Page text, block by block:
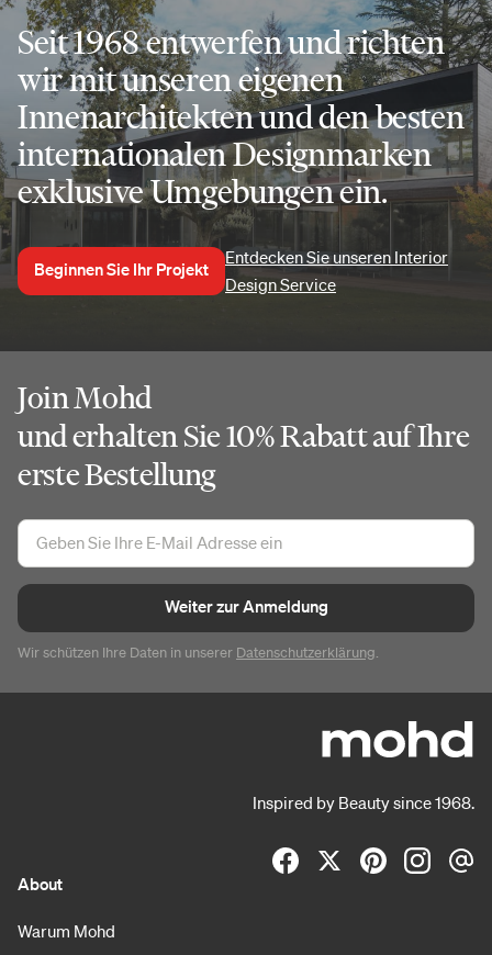
Seit 1968 entwerfen und richten
wir mit unseren eigenen
Innenarchitekten und den besten
internationalen Designmarken
exklusive Umgebungen ein.
Beginnen Sie Ihr Projekt
Entdecken Sie unseren Interior
Design Service
Join Mohd
und erhalten Sie 10% Rabatt auf Ihre
erste Bestellung
Weiter zur Anmeldung
Wir schützen Ihre Daten in unserer Datenschutzerklärung.
Inspired by Beauty since 1968.
About
Warum Mohd